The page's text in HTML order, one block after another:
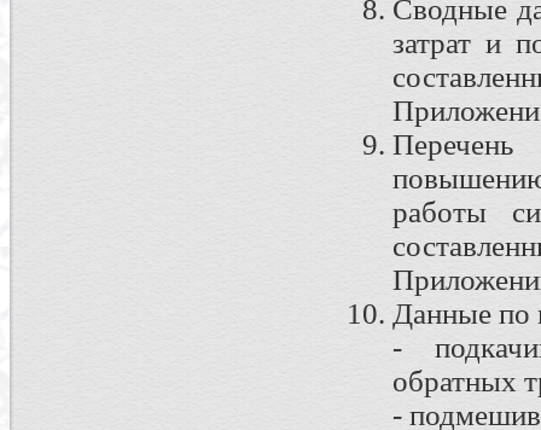
Сводные
затрат и
работы
Данные по
-
обратных
-